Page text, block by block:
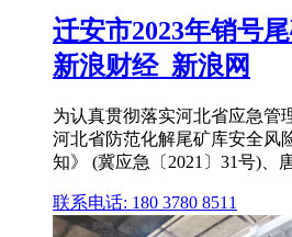
迁安市2023年销号
新浪财经_新浪网
为认真贯彻落实河北省应急管
河北省防范化解尾矿库安全风
知》 (冀应急〔2021〕31号)、
联系电话: 180 3780 8511